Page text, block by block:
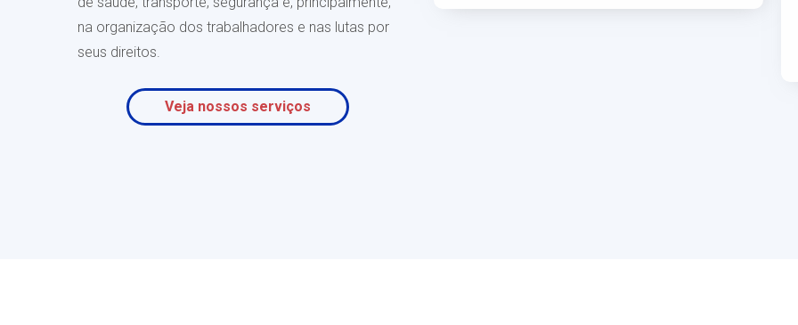
na organização dos trabalhadores e nas lutas por
seus direitos.
Veja nossos serviços